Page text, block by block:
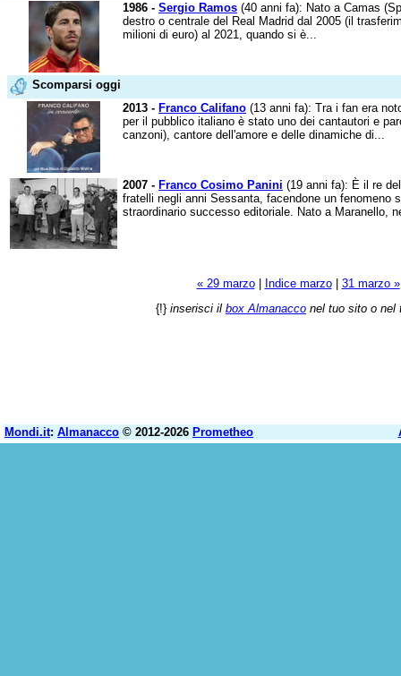
1986 - Sergio Ramos (40 anni fa): Nato a Camas
destro o centrale del Real Madrid dal 2005 (il
milioni di euro) al 2021, quando si è...
Scomparsi oggi
2013 - Franco Califano (13 anni fa): Tra i fan era
per il pubblico italiano è stato uno dei cantautori e
canzoni), cantore dell'amore e delle dinamiche di...
2007 - Franco Cosimo Panini (19 anni fa): È il re
fratelli negli anni Sessanta, facendone un fenomeno
straordinario successo editoriale. Nato a Maranello,
« 29 marzo| Indice marzo| 31 marzo »
{!} inserisci il box Almanacco nel tuo sito o nel
Mondi.it: Almanacco © 2012-2026 Prometheo